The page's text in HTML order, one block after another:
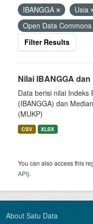
IBANGGA
Usia
Open Data
Filter Results
Nilai IBANGGA
Data berisi nilai Indeks
(IBANGGA) dan
(MUKP)
CSV XLSX
You can also access this
API).
About Satu Data